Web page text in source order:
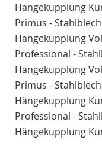
Hängekupplung
Primus -
Hängekupplung
Professional -
Hängekupplung
Primus -
Hängekupplung
Professional -
Hängekupplung